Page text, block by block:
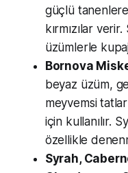
güçlü
kırmızılar
üzümlerle
Bornova
beyaz üzüm,
meyvemsi
için kullanılır.
özellikle
Syrah,